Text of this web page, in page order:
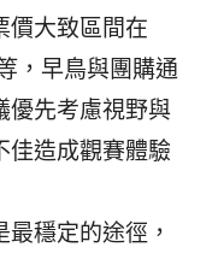
價大致區間在
，早鳥與團購通
優先考慮視野與
佳造成觀賽體驗
穩定的途徑，